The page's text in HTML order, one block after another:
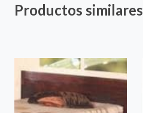
Productos similares